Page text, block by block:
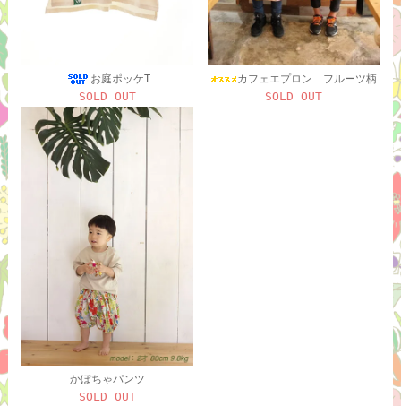
お庭ポッケT
SOLD OUT
カフェエプロン フルーツ柄
SOLD OUT
かぼちゃパンツ
SOLD OUT